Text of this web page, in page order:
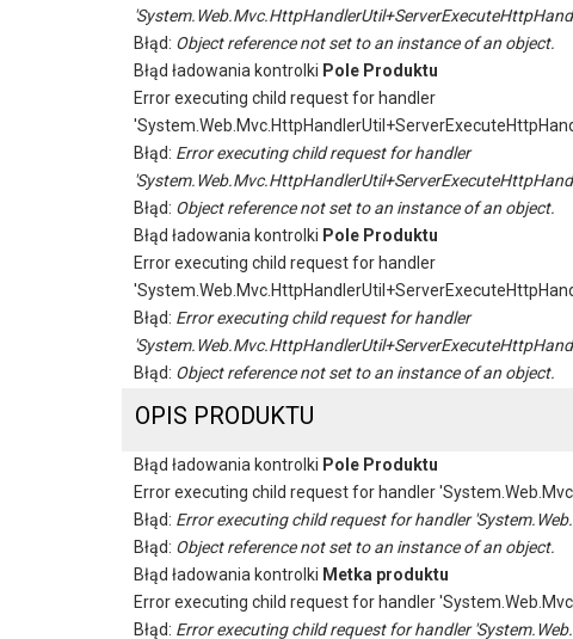
Błąd: Object reference not set to an instance of an object.
Błąd ładowania kontrolki Pole Produktu
Error executing child request for handler
Błąd: Error executing child request for handler
Błąd: Object reference not set to an instance of an object.
Błąd ładowania kontrolki Pole Produktu
Error executing child request for handler
Błąd: Error executing child request for handler
Błąd: Object reference not set to an instance of an object.
OPIS PRODUKTU
Błąd ładowania kontrolki Pole Produktu
Error executing child request for handler
Błąd: Error executing child request for handler
Błąd: Object reference not set to an instance of an object.
Błąd ładowania kontrolki Metka produktu
Error executing child request for handler
Błąd: Error executing child request for handler